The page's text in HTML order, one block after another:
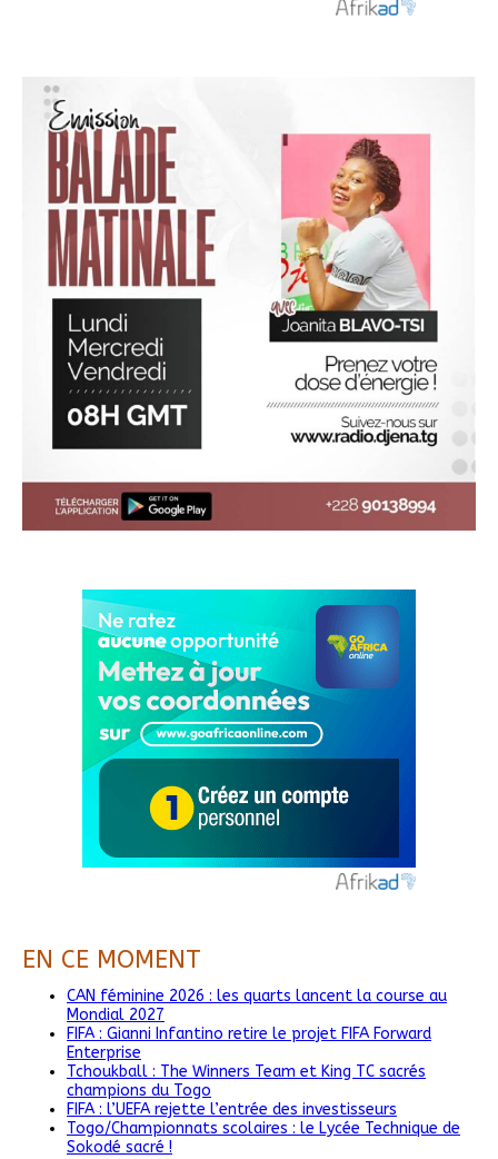
EN CE MOMENT
CAN féminine 2026 : les quarts lancent la course au
Mondial 2027
FIFA : Gianni Infantino retire le projet FIFA Forward
Enterprise
Tchoukball : The Winners Team et King TC sacrés
champions du Togo
FIFA : l’UEFA rejette l’entrée des investisseurs
Togo/Championnats scolaires : le Lycée Technique de
Sokodé sacré !